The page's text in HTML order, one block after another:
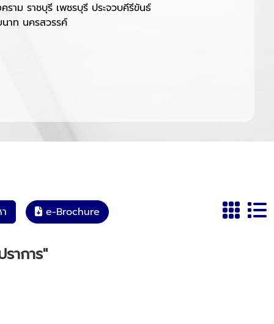
ม ราชบุรี เพชรบุรี ประจวบคีรีขันธ์
าท นครสวรรค์
e-Brochure
าการ"